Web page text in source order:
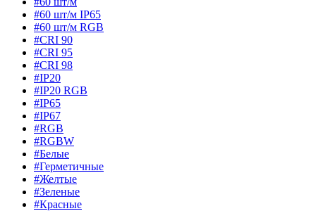
#60 шт/м IP65
#60 шт/м RGB
#CRI 90
#CRI 95
#CRI 98
#IP20
#IP20 RGB
#IP65
#IP67
#RGB
#RGBW
#Белые
#Герметичные
#Желтые
#Зеленые
#Красные